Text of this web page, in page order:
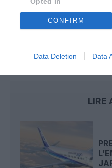
CONFIRM
Data Deletion Data
Nice–Corse : ces vols
l’horizon 2030
LIRE